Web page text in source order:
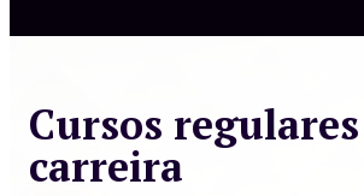
Cursos
carreira